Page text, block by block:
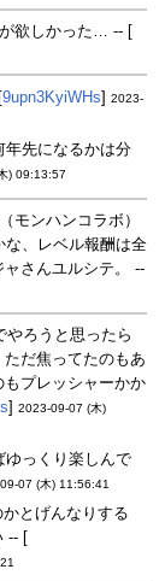
欲しかった… -- [
9upn3KyiWHs] 2023-
年先になるかは分
) 09:13:57
モンハンコラボ）
な、レベル報酬は全
さんユルシテ。 --
やろうと思ったら
だ焦ってたのもあ
プレッシャーかか
] 2023-09-07 (木)
ゆっくり楽しんで
07 (木) 11:56:41
とげんなりする
-- [